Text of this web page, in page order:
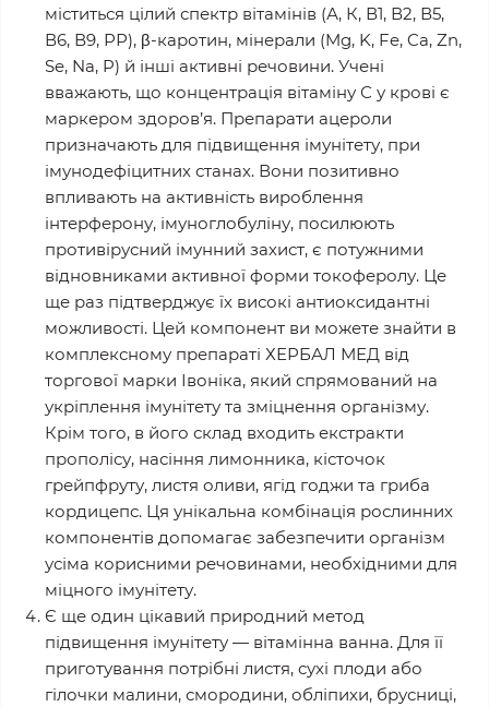
міститься цілий спектр вітамінів (А, К, В1, В2, В5,
В6, В9, РР), β-каротин, мінерали (Mg, K, Fe, Ca, Zn,
Se, Na, P) й інші активні речовини. Учені
вважають, що концентрація вітаміну С у крові є
маркером здоров’я. Препарати ацероли
призначають для підвищення імунітету, при
імунодефіцитних станах. Вони позитивно
впливають на активність вироблення
інтерферону, імуноглобуліну, посилюють
противірусний імунний захист, є потужними
відновниками активної форми токоферолу. Це
ще раз підтверджує їх високі антиоксидантні
можливості. Цей компонент ви можете знайти в
комплексному препараті ХЕРБАЛ МЕД від
торгової марки Івоніка, який спрямований на
укріплення імунітету та зміцнення організму.
Крім того, в його склад входить екстракти
прополісу, насіння лимонника, кісточок
грейпфруту, листя оливи, ягід годжи та гриба
кордицепс. Ця унікальна комбінація рослинних
компонентів допомагає забезпечити організм
усіма корисними речовинами, необхідними для
міцного імунітету.
Є ще один цікавий природний метод
підвищення імунітету — вітамінна ванна. Для її
приготування потрібні листя, сухі плоди або
гілочки малини, смородини, обліпихи, брусниці,